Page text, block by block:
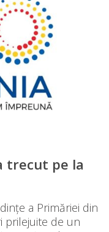
trecut pe la
a Primăriei din
prilejuite de un